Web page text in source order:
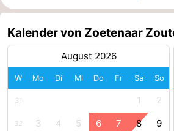
Actief
Praktisch
Forum
Route
Parken
Reisebuchshop
Kalender von Zoetenaar
August 2026
W Mo Di Mi Do Fr Sa So
31 1 2
32 3 4 5 6 7 8 9